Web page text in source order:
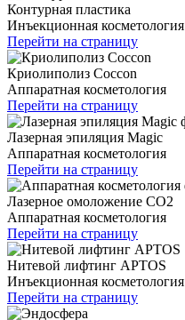
Контурная пластика
Инъекционная косметология
Перейти на страницу
Криолиполиз Coccon
Аппаратная косметология
Перейти на страницу
Лазерная эпиляция Magic
Аппаратная косметология
Перейти на страницу
Лазерное омоложение CO2
Аппаратная косметология
Перейти на страницу
Нитевой лифтинг APTOS
Инъекционная косметология
Перейти на страницу